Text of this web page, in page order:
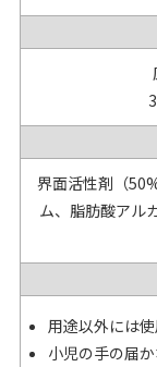
界面活性剤（
ム、脂肪酸アル
用途以外には使
小児の手の届